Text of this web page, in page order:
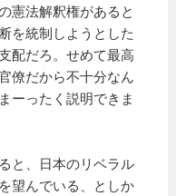
憲法解釈権があると
を統制しようとした
配だろ。せめて最高
僚だから不十分なん
ーったく説明できま
と、日本のリベラル
望んでいる、としか